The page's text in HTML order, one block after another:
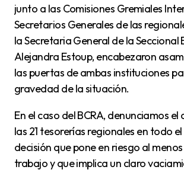
junto a las Comisiones Gremiales
Secretarios Generales de las
la Secretaria General de la Seccional
Alejandra Estoup, encabezaron
las puertas de ambas instituciones
gravedad de la situación.
En el caso del BCRA, denunciamos el cierre de 12 de
las 21 tesorerías regionales en todo
decisión que pone en riesgo al
trabajo y que implica un claro